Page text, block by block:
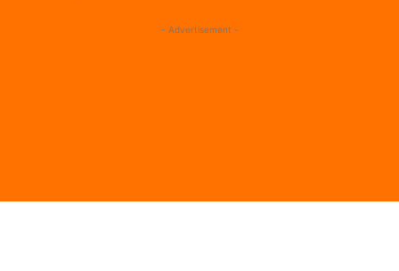
- Advertisement -